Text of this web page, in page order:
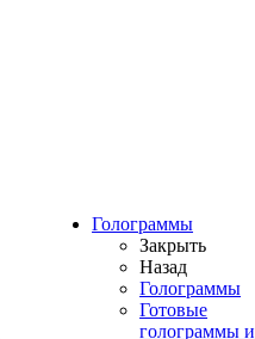
Голограммы
Закрыть
Назад
Голограммы
Готовые
голограммы и